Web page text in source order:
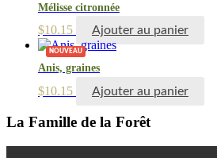
Mélisse citronnée
$10.15 Ajouter au panier
NOUVEAU
Anis, graines
$10.15 Ajouter au panier
La Famille de la Forêt